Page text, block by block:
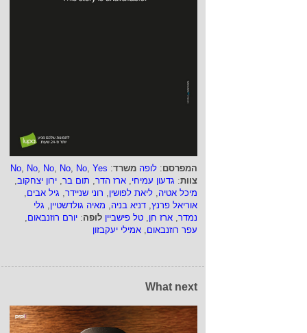
המפרסם: לופה משרד:
No, No, No, No, No, Yes
צוות: גדעון עמיחי, ארז הדר, תום בר, ירון יצחקוב,
מיכל אטיה, ליאת לפושין, רוני שניידר, גיל אבים,
אוריאל פרנץ, דניא בניה, מאיה גולדשטיין, גלי
נמדר, ארז חן, טל פישביין לופה: יורם רוזנבאום,
עפר רוזנבאום, אמילי יעקבזון
What next